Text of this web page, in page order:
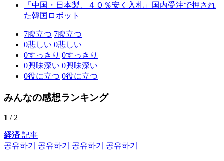
「中国・日本製、４０％安く入札」国内受注で押され
た韓国ロボット
7腹立つ 7腹立つ
0悲しい 0悲しい
0すっきり 0すっきり
0興味深い 0興味深い
0役に立つ 0役に立つ
みんなの感想ランキング
1 / 2
経済記事
공유하기
공유하기 공유하기 공유하기